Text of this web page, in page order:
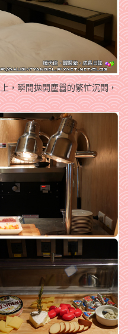
，瞬間拋開塵囂的繁忙沉悶，